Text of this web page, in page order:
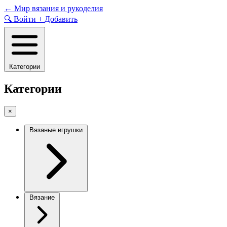
Skip
to
content
← Мир вязания и рукоделия
🔍 Войти + Добавить
Категории
Категории
×
Вязаные игрушки
Вязание